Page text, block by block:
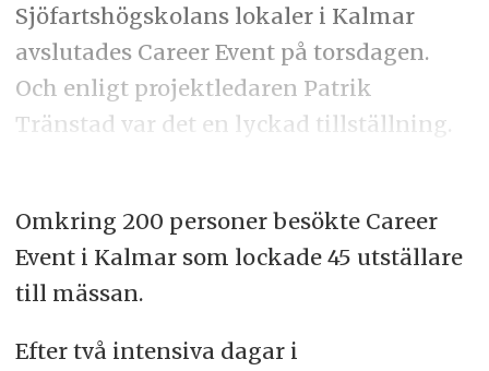
Sjöfartshögskolans lokaler i Kalmar
avslutades Career Event på torsdagen.
Och enligt projektledaren Patrik
Tränstad var det en lyckad tillställning.
Omkring 200 personer besökte Career
Event i Kalmar som lockade 45 utställare
till mässan.
Efter två intensiva dagar i